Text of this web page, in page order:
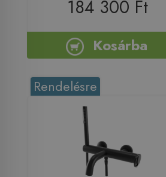
184 300 Ft
Kosárba
Rendelésre